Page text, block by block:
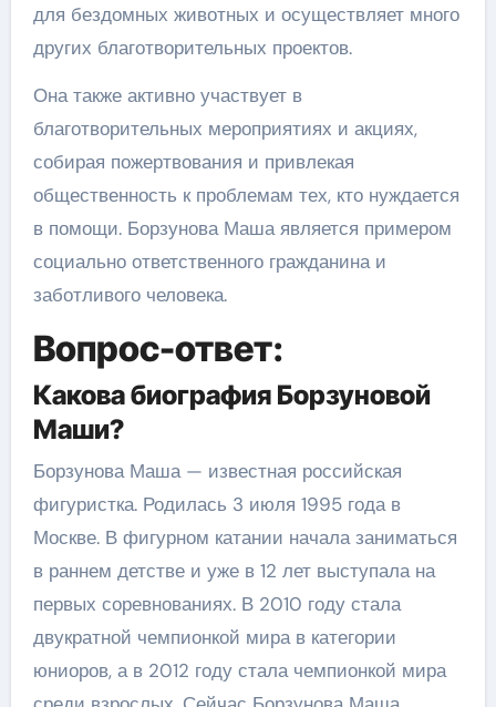
для бездомных животных и осуществляет много
других благотворительных проектов.
Она также активно участвует в
благотворительных мероприятиях и акциях,
собирая пожертвования и привлекая
общественность к проблемам тех, кто нуждается
в помощи. Борзунова Маша является примером
социально ответственного гражданина и
заботливого человека.
Вопрос-ответ:
Какова биография Борзуновой
Маши?
Борзунова Маша — известная российская
фигуристка. Родилась 3 июля 1995 года в
Москве. В фигурном катании начала заниматься
в раннем детстве и уже в 12 лет выступала на
первых соревнованиях. В 2010 году стала
двукратной чемпионкой мира в категории
юниоров, а в 2012 году стала чемпионкой мира